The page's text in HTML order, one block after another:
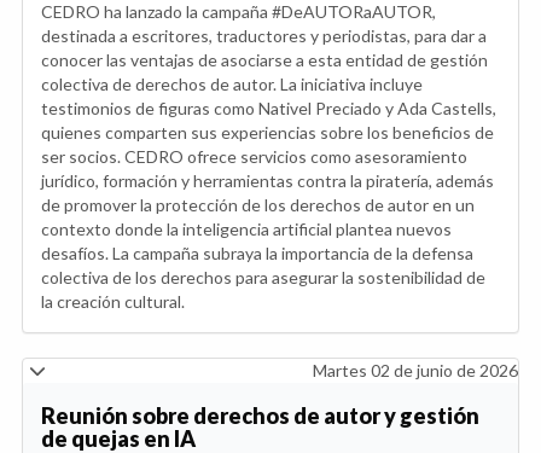
CEDRO ha lanzado la campaña #DeAUTORaAUTOR,
destinada a escritores, traductores y periodistas, para dar a
conocer las ventajas de asociarse a esta entidad de gestión
colectiva de derechos de autor. La iniciativa incluye
testimonios de figuras como Nativel Preciado y Ada Castells,
quienes comparten sus experiencias sobre los beneficios de
ser socios. CEDRO ofrece servicios como asesoramiento
jurídico, formación y herramientas contra la piratería, además
de promover la protección de los derechos de autor en un
contexto donde la inteligencia artificial plantea nuevos
desafíos. La campaña subraya la importancia de la defensa
colectiva de los derechos para asegurar la sostenibilidad de
la creación cultural.
Martes 02 de junio de 2026
Reunión sobre derechos de autor y gestión
de quejas en IA